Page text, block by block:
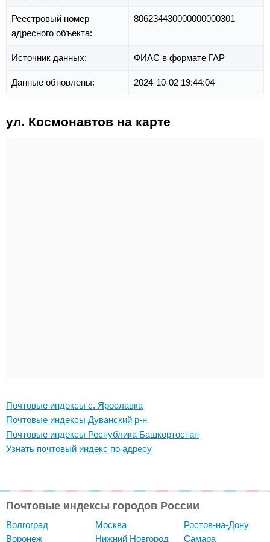
Реестровый номер
адресного объекта:
806234430000000000301
Источник данных: ФИАС в формате ГАР
Данные обновлены: 2024-10-02 19:44:04
ул. Космонавтов на карте
Почтовые индексы с. Ярославка
Почтовые индексы Дуванский р-н
Почтовые индексы Республика Башкортостан
Узнать почтовый индекс по адресу
Почтовые индексы городов России
Волгоград
Воронеж
Москва
Нижний Новгород
Ростов-на-Дону
Самара